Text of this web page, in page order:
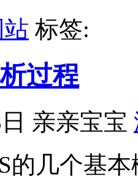
站 标签:
过程
亲亲宝宝
的几个基